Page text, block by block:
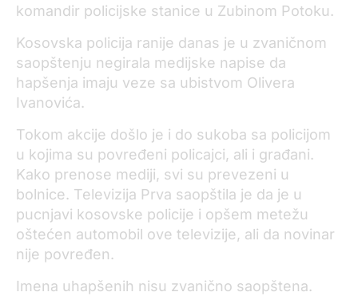
komandir policijske stanice u Zubinom Potoku.
Kosovska policija ranije danas je u zvaničnom
saopštenju negirala medijske napise da
hapšenja imaju veze sa ubistvom Olivera
Ivanovića.
Tokom akcije došlo je i do sukoba sa policijom
u kojima su povređeni policajci, ali i građani.
Kako prenose mediji, svi su prevezeni u
bolnice. Televizija Prva saopštila je da je u
pucnjavi kosovske policije i opšem metežu
oštećen automobil ove televizije, ali da novinar
nije povređen.
Imena uhapšenih nisu zvanično saopštena.